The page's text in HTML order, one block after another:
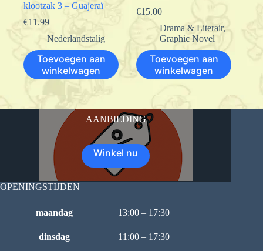
klootzak 3 – Guajeraï
€11.99
Nederlandstalig
Toevoegen aan
winkelwagen
€15.00
Drama & Literair,
Graphic Novel
Toevoegen aan
winkelwagen
AANBIEDING
Winkel nu
OPENINGSTIJDEN
maandag 13:00 – 17:30
dinsdag 11:00 – 17:30